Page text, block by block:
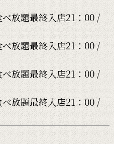
放題最終入店21：00 /
放題最終入店21：00 /
放題最終入店21：00 /
放題最終入店21：00 /